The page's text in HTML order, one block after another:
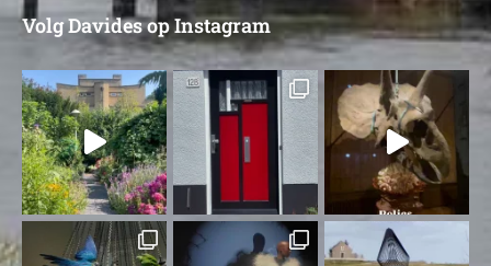
Volg Davides op Instagram